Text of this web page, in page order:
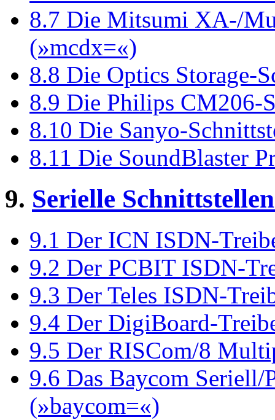
8.7 Die Mitsumi XA-/
(»mcdx=«)
8.8 Die Optics Storage-
8.9 Die Philips CM206-
8.10 Die Sanyo-
8.11 Die SoundBlaster
9. Serielle
9.1 Der ICN ISDN-
9.2 Der PCBIT ISDN-
9.3 Der Teles ISDN-
9.4 Der DigiBoard-
9.5 Der RISCom/8
9.6 Das Baycom
(»baycom=«)